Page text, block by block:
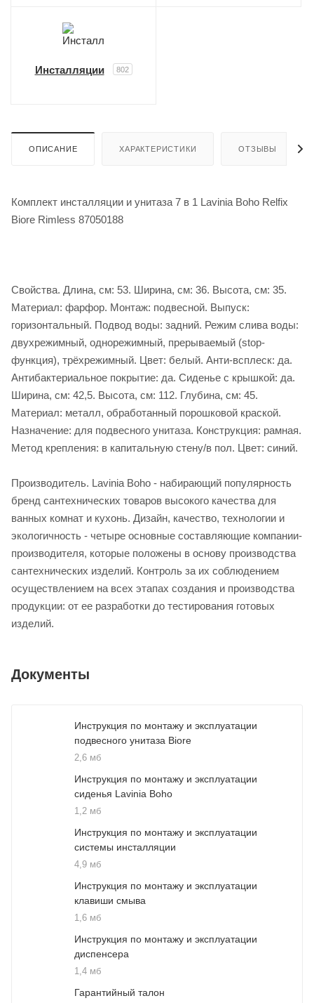
Инсталляции 802
ОПИСАНИЕ ХАРАКТЕРИСТИКИ ОТЗЫВЫ
Комплект инсталляции и унитаза 7 в 1 Lavinia Boho Relfix
Biore Rimless 87050188
Свойства. Длина, см: 53. Ширина, см: 36. Высота, см: 35.
Материал: фарфор. Монтаж: подвесной. Выпуск:
горизонтальный. Подвод воды: задний. Режим слива воды:
двухрежимный, однорежимный, прерываемый (stop-
функция), трёхрежимный. Цвет: белый. Анти-всплеск: да.
Антибактериальное покрытие: да. Сиденье c крышкой: да.
Ширина, см: 42,5. Высота, см: 112. Глубина, см: 45.
Материал: металл, обработанный порошковой краской.
Назначение: для подвесного унитаза. Конструкция: рамная.
Метод крепления: в капитальную стену/в пол. Цвет: синий.
Производитель. Lavinia Boho - набирающий популярность
бренд сантехнических товаров высокого качества для
ванных комнат и кухонь. Дизайн, качество, технологии и
экологичность - четыре основные составляющие компании-
производителя, которые положены в основу производства
сантехнических изделий. Контроль за их соблюдением
осуществлением на всех этапах создания и производства
продукции: от ее разработки до тестирования готовых
изделий.
Документы
Инструкция по монтажу и эксплуатации
подвесного унитаза Biore
2,6 мб
Инструкция по монтажу и эксплуатации
сиденья Lavinia Boho
1,2 мб
Инструкция по монтажу и эксплуатации
системы инсталляции
4,9 мб
Инструкция по монтажу и эксплуатации
клавиши смыва
1,6 мб
Инструкция по монтажу и эксплуатации
диспенсера
1,4 мб
Гарантийный талон